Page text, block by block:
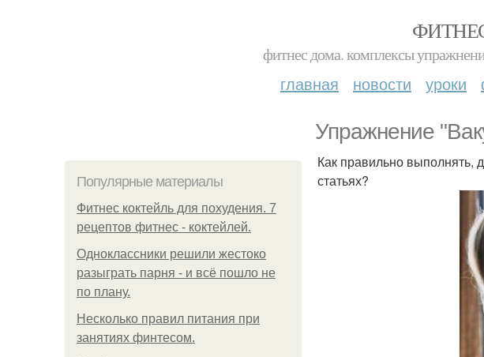
фитнес дома. комплексы
главная новости уроки
Упражнение
Популярные материалы
Фитнес коктейль для похудения. 7
рецептов фитнес - коктейлей.
Одноклассники решили жестоко
разыграть парня - и всё пошло не
по плану.
Несколько правил питания при
занятиях финтесом.
Как правильно выполнять,
статьях?